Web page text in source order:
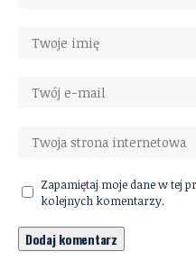
Zapamiętaj moje dane w tej
kolejnych komentarzy.